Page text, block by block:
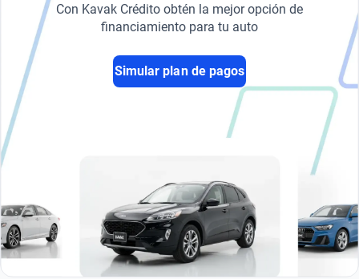
Con Kavak Crédito obtén la mejor opción de
financiamiento para tu auto
Simular plan de pagos